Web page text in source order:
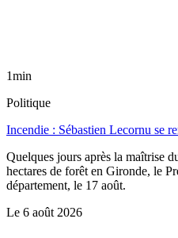
1min
Politique
Incendie : Sébastien Lecornu se
Quelques jours après la maîtrise
hectares de forêt en Gironde, le
département, le 17 août.
Le 6 août 2026